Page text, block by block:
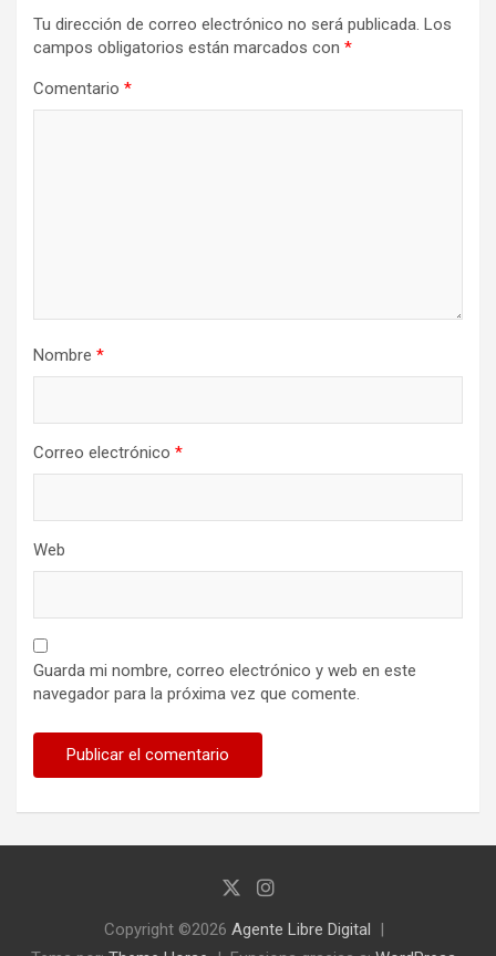
Tu dirección de correo electrónico no será publicada. Los
campos obligatorios están marcados con *
Comentario *
Nombre *
Correo electrónico *
Web
Guarda mi nombre, correo electrónico y web en este
navegador para la próxima vez que comente.
Copyright ©2026 Agente Libre Digital